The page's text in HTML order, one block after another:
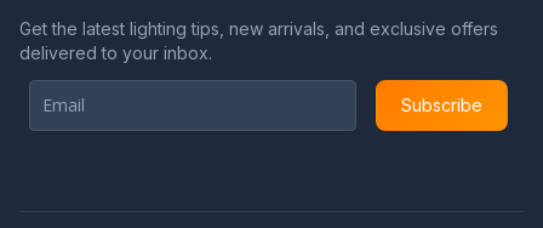
Get the latest lighting tips, new arrivals, and exclusive offers
delivered to your inbox.
Subscribe